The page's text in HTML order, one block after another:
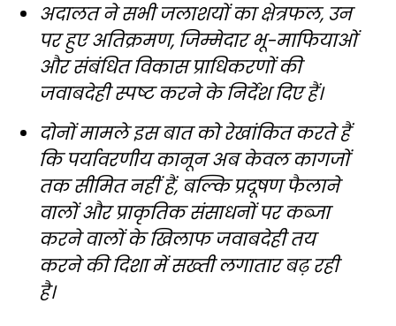
अदालत ने सभी जलाशयों का क्षेत्रफल, उन
पर हुए अतिक्रमण, जिम्मेदार भू-माफियाओं
और संबंधित विकास प्राधिकरणों की
जवाबदेही स्पष्ट करने के निर्देश दिए हैं।
दोनों मामले इस बात को रेखांकित करते हैं
कि पर्यावरणीय कानून अब केवल कागजों
तक सीमित नहीं हैं, बल्कि प्रदूषण फैलाने
वालों और प्राकृतिक संसाधनों पर कब्जा
करने वालों के खिलाफ जवाबदेही तय
करने की दिशा में सख्ती लगातार बढ़ रही
है।